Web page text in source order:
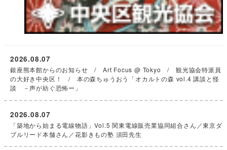
銀座熊本館からのお知らせ / Art Focus @ Tokyo / 観光協会特派員
の大好き中央区！ / 本の森ちゅうおう「オカルトの森 vol.4 講談と怪
談 －声が紡ぐ恐怖ー」
2026.08.07
「築地から始まる電線物語」Vol.5 関東電線販売業協同組合さん／東京ダ
ブルリード本舗さん／花影きもの塾 須田先生
2026.08.07